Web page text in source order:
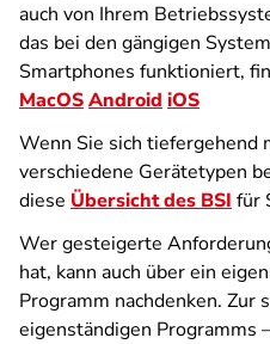
auch von Ihrem
das bei den gängigen
Smartphones funktioniert,
MacOSAndroid iOS
Wenn Sie sich tiefergehend
verschiedene Gerätetypen
diese Übersicht des BSI für
Wer gesteigerte
hat, kann auch über ein
Programm nachdenken.
eigenständigen Programms